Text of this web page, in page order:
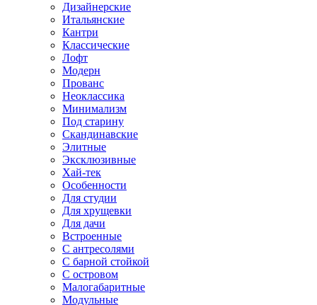
Дизайнерские
Итальянские
Кантри
Классические
Лофт
Модерн
Прованс
Неоклассика
Минимализм
Под старину
Скандинавские
Элитные
Эксклюзивные
Хай-тек
Особенности
Для студии
Для хрущевки
Для дачи
Встроенные
С антресолями
С барной стойкой
С островом
Малогабаритные
Модульные